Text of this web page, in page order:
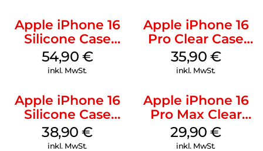
Apple iPhone 16
Silicone Case
MagSafe Lake
Green
54,90 €
inkl. MwSt.
Apple iPhone 16
Pro Clear Case
MagSafe
Transparent
35,90 €
inkl. MwSt.
Apple iPhone 16
Silicone Case
MagSafe
Ultramarine
38,90€
inkl. MwSt.
Apple iPhone 16
Pro Max Clear
Case MagSafe
Transparent
29,90€
inkl. MwSt.